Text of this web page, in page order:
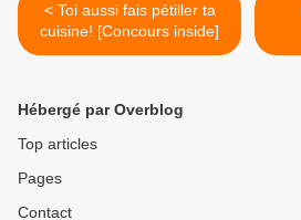
< Toi aussi fais pétiller ta
cuisine! [Concours inside]
Hébergé par Overblog
Top articles
Pages
Contact